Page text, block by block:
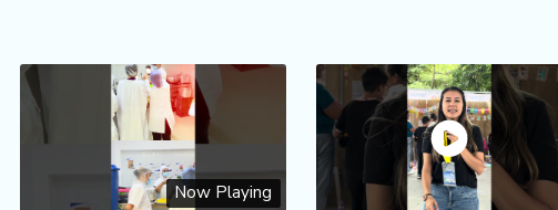
Now Playing